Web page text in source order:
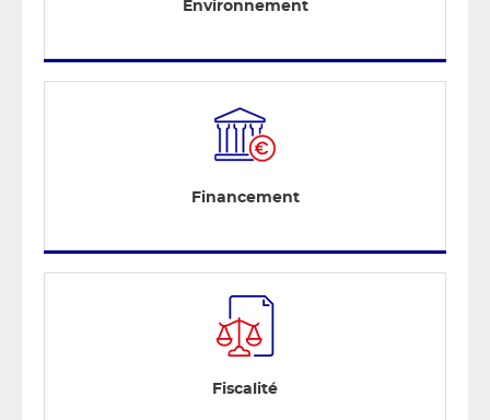
Environnement
Financement
Fiscalité